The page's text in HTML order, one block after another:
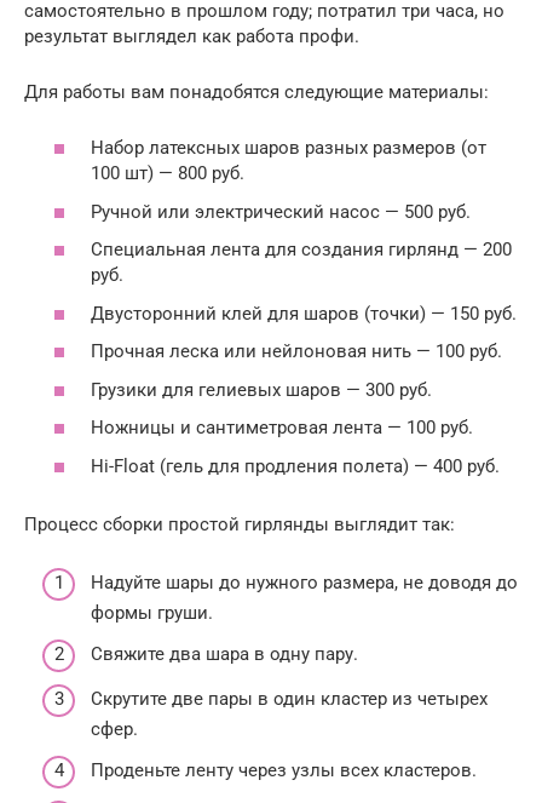
самостоятельно в прошлом году; потратил три часа, но
результат выглядел как работа профи.
Для работы вам понадобятся следующие материалы:
Набор латексных шаров разных размеров (от
100 шт) — 800 руб.
Ручной или электрический насос — 500 руб.
Специальная лента для создания гирлянд — 200
руб.
Двусторонний клей для шаров (точки) — 150 руб.
Прочная леска или нейлоновая нить — 100 руб.
Грузики для гелиевых шаров — 300 руб.
Ножницы и сантиметровая лента — 100 руб.
Hi-Float (гель для продления полета) — 400 руб.
Процесс сборки простой гирлянды выглядит так:
Надуйте шары до нужного размера, не доводя до
формы груши.
Свяжите два шара в одну пару.
Скрутите две пары в один кластер из четырех
сфер.
Проденьте ленту через узлы всех кластеров.